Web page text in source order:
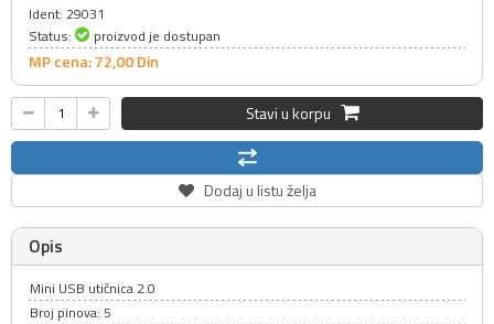
Ident: 29031
Status:
proizvod je dostupan
MP cena: 72,00Din
Stavi u korpu
Dodaj u listu želja
Opis
Mini USB utičnica 2.0
Broj pinova: 5